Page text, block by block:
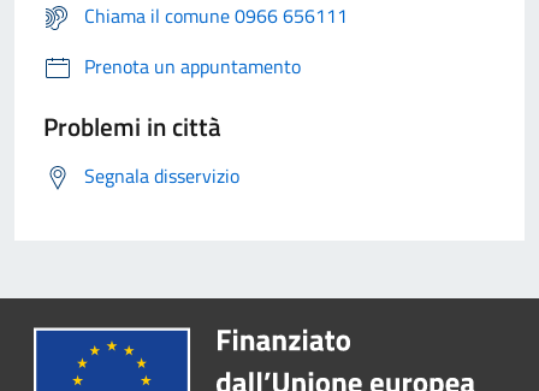
Chiama il comune 0966 656111
Prenota un appuntamento
Problemi in città
Segnala disservizio